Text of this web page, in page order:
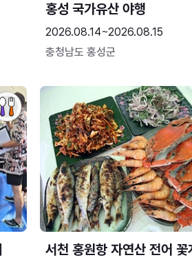
홍성 국가유산 야행
2026.08.14~2026.08.15
충청남도 홍성군
서천 홍원항 자연산 전어 꽃